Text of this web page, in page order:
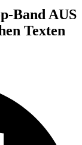
Band AUS
Texten